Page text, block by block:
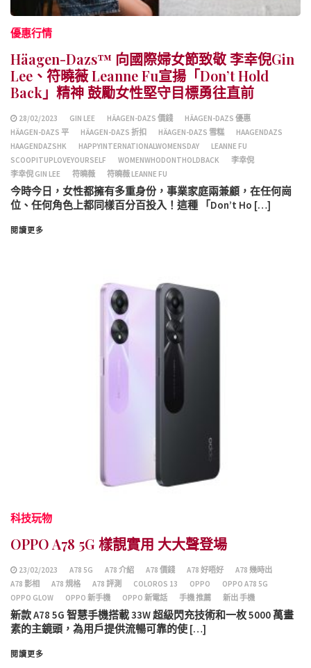
優惠行情
Häagen-Dazs™ 向國際婦女節致敬 李幸倪Gin
Lee、符曉薇 Leanne Fu宣揚「Don’t Hold
Back」精神 鼓勵女性堅守目標勇往直前
28/02/2023 GIN LEE HÄAGEN-DAZS 價錢
HÄAGEN-DAZS 優惠
HÄAGEN-DAZS 平
HÄAGEN-DAZS 折扣 HÄAGEN-DAZS 雪糕
HAAGENDAZS
HAAGENDAZSHK
HAPPYINTERNATIONALWOMENSDAY
LEANNE FU
SCOOPITUPLOVEYOURSELF
WOMENWHODONTHOLDBACK
李幸倪
李幸倪 GIN LEE
符曉薇 符曉薇 LEANNE FU
今時今日，女性都擁有多重身份，事業家庭兩兼顧，在任何崗
位、任何角色上都同樣百分百投入！這種 「Don’t Ho […]
閱讀更多
科技玩物
OPPO A78 5G 樣靚實用 大大聲登場
23/02/2023 A78 5G A78 介紹 A78 價錢 A78 好唔好
A78 幾時出
A78 影相
A78 規格 A78 評測 COLOROS 13 OPPO
OPPO A78 5G
OPPO GLOW
OPPO 新手機 OPPO 新電話 手機 推薦 新出 手機
新款 A78 5G 智慧手機搭載 33W 超級閃充技術和一枚 5000 萬畫
素的主鏡頭，為用戶提供流暢可靠的使 […]
閱讀更多